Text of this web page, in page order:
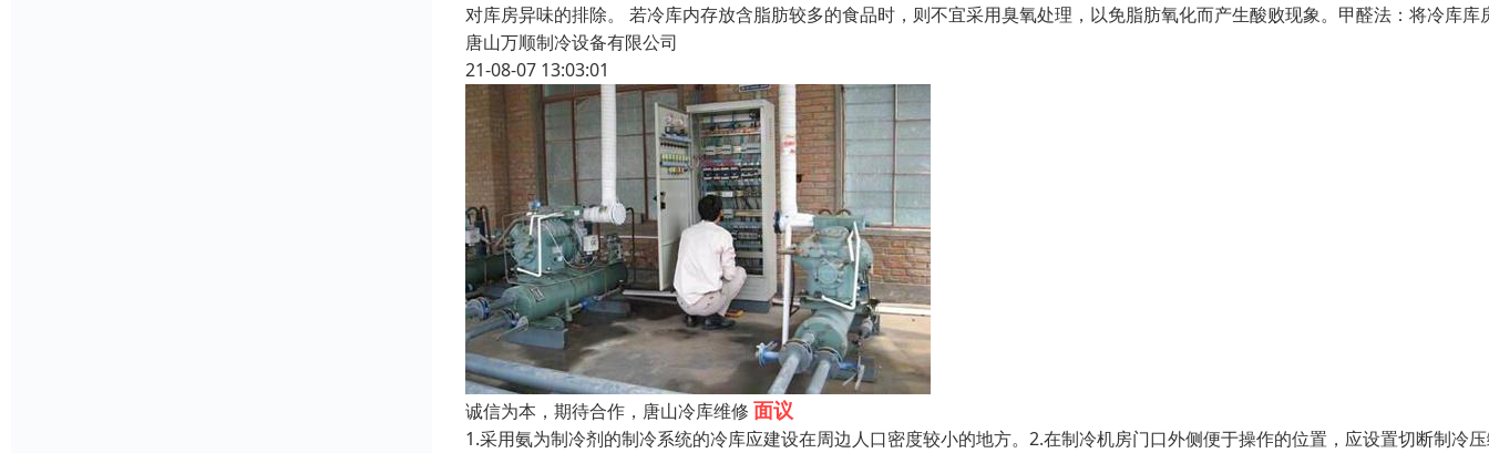
对库房异味的排除。 若冷库内存放含脂肪较多的食品时，则不宜采用臭氧处理，以免脂肪氧化而产生酸败现象。甲醛法：将冷库库
唐山万顺制冷设备有限公司
21-08-07 13:03:01
诚信为本，期待合作，唐山冷库维修 面议
1.采用氨为制冷剂的制冷系统的冷库应建设在周边人口密度较小的地方。2.在制冷机房门口外侧便于操作的位置，应设置切断制冷